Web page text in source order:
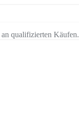
qualifizierten Käufen.